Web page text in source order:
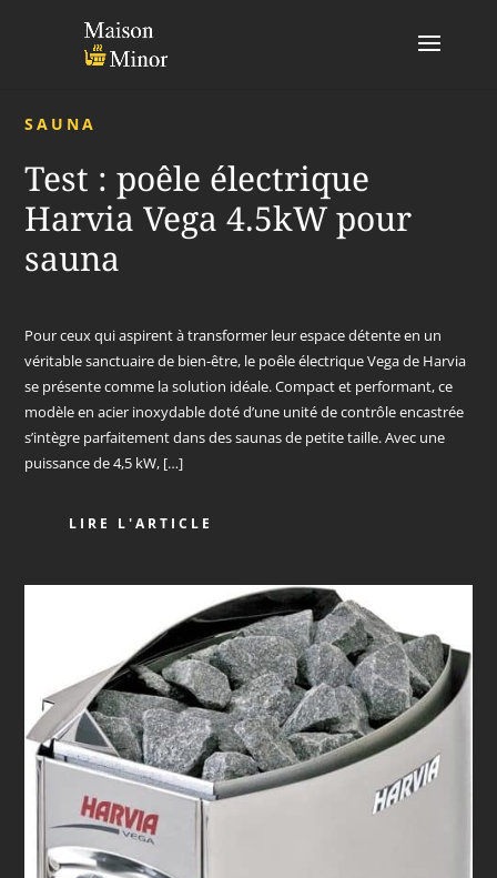
SAUNA
Test : poêle électrique
Harvia Vega 4.5kW pour
sauna
Pour ceux qui aspirent à transformer leur espace détente en un
véritable sanctuaire de bien-être, le poêle électrique Vega de Harvia
se présente comme la solution idéale. Compact et performant, ce
modèle en acier inoxydable doté d’une unité de contrôle encastrée
s’intègre parfaitement dans des saunas de petite taille. Avec une
puissance de 4,5 kW, […]
LIRE L'ARTICLE